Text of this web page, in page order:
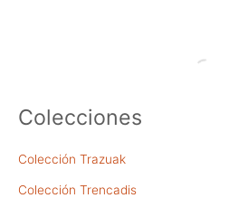
Colecciones
Colección Trazuak
Colección Trencadis